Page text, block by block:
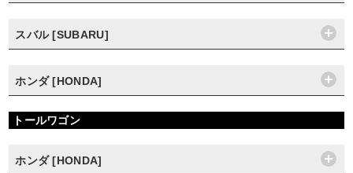
スバル [SUBARU]
ホンダ [HONDA]
トールワゴン
ホンダ [HONDA]